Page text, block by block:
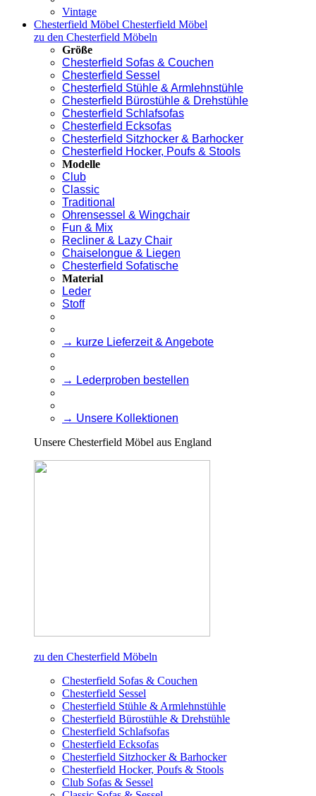
Vintage
Chesterfield Möbel Chesterfield Möbel
zu den Chesterfield Möbeln
Größe
Chesterfield Sofas & Couchen
Chesterfield Sessel
Chesterfield Stühle & Armlehnstühle
Chesterfield Bürostühle & Drehstühle
Chesterfield Schlafsofas
Chesterfield Ecksofas
Chesterfield Sitzhocker & Barhocker
Chesterfield Hocker, Poufs & Stools
Modelle
Club
Classic
Traditional
Ohrensessel & Wingchair
Fun & Mix
Recliner & Lazy Chair
Chaiselongue & Liegen
Chesterfield Sofatische
Material
Leder
Stoff
→ kurze Lieferzeit & Angebote
→ Lederproben bestellen
→ Unsere Kollektionen
Unsere Chesterfield Möbel aus England
zu den Chesterfield Möbeln
Chesterfield Sofas & Couchen
Chesterfield Sessel
Chesterfield Stühle & Armlehnstühle
Chesterfield Bürostühle & Drehstühle
Chesterfield Schlafsofas
Chesterfield Ecksofas
Chesterfield Sitzhocker & Barhocker
Chesterfield Hocker, Poufs & Stools
Club Sofas & Sessel